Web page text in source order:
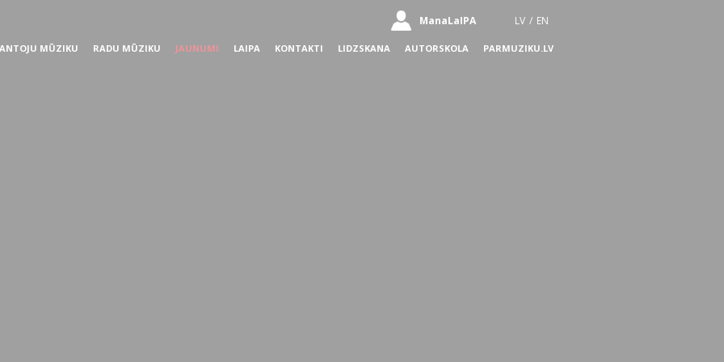
ManaLaIPA LV / EN
MŪZIKU RADU MŪZIKU JAUNUMI LAIPA KONTAKTI LIDZSKANA AUTORSKOLA PARMUZIKU.LV